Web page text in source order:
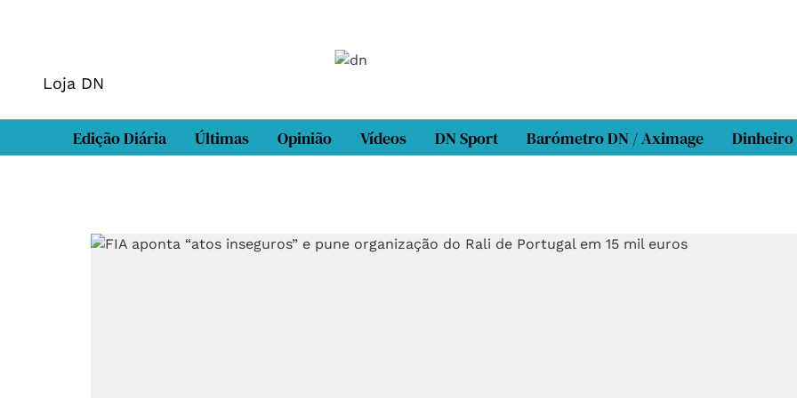
Loja DN
Edição Diária Últimas Opinião Vídeos DN Sport Barómetro DN / Aximage Dinheiro